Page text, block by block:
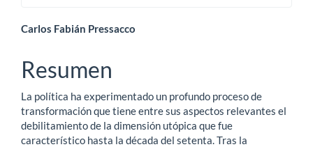
Contenido
principal
del
artículo
Carlos Fabián Pressacco
Resumen
La política ha experimentado un profundo proceso de
transformación que tiene entre sus aspectos relevantes el
debilitamiento de la dimensión utópica que fue
característico hasta la década del setenta. Tras la